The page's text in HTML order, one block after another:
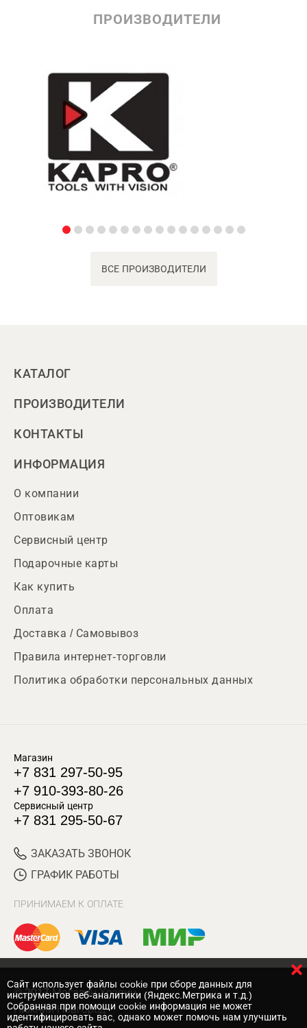
ПРОИЗВОДИТЕЛИ
ВСЕ ПРОИЗВОДИТЕЛИ
КАТАЛОГ
ПРОИЗВОДИТЕЛИ
КОНТАКТЫ
ИНФОРМАЦИЯ
О компании
Оптовикам
Сервисный центр
Подарочные карты
Как купить
Оплата
Доставка / Самовывоз
Правила интернет-торговли
Политика обработки персональных данных
Магазин
+7 831 297-50-95
+7 910-393-80-26
Сервисный центр
+7 831 295-50-67
ЗАКАЗАТЬ ЗВОНОК
ГРАФИК РАБОТЫ
ПРИНИМАЕМ К ОПЛАТЕ
© 2017 Магазин Хозяин
Нижний Новгород
Cайт использует файлы cookie при сборе данных для
инструментов веб-аналитики (Яндекс.Метрика и т.д.)
Собранная при помощи cookie информация не может
идентифицировать вас, однако может помочь нам улучшить